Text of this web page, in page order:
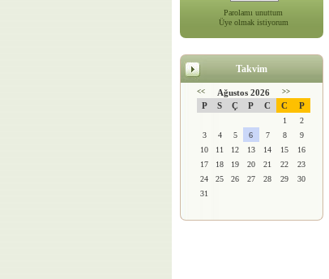
Parolamı unuttum
Üye olmak istiyorum
Takvim
<< Ağustos 2026 >>
P S Ç P C C P
1
2
3
4 5 6 7 8
9
10
11 12 13 14 15
16
17
18 19 20 21 22
23
24
25 26 27 28 29
30
31